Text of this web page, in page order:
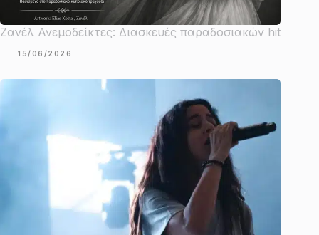
Ζανέλ Ανεμοδείκτες: Διασκευές παραδοσιακών hit
15/06/2026